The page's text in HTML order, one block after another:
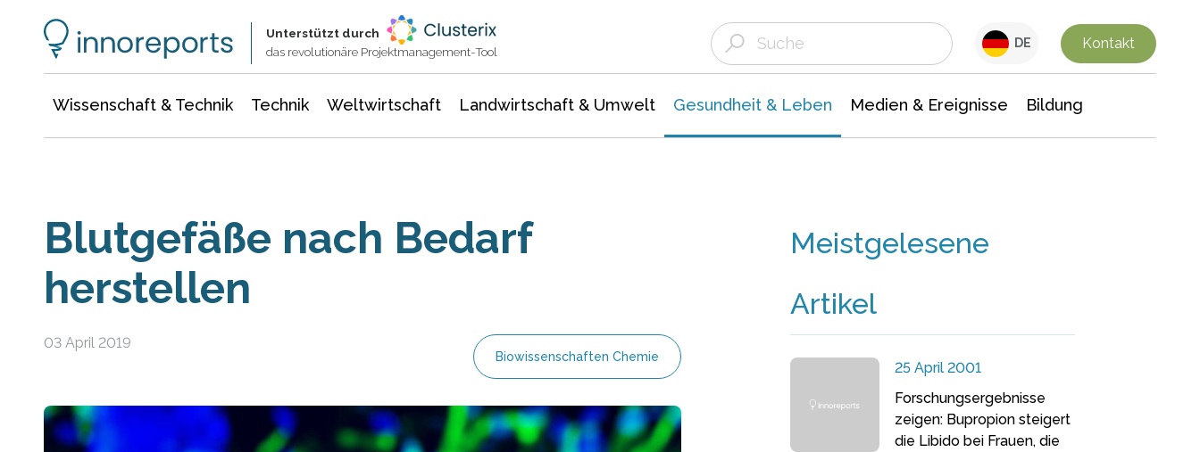
Unterstützt durch
das revolutionäre Projektmanagement-Tool
DE Kontakt
Wissenschaft & Technik Technik Weltwirtschaft Landwirtschaft & Umwelt Gesundheit & Leben Medien & Ereignisse Bildung
Blutgefäße nach Bedarf
herstellen
03 April 2019
Biowissenschaften Chemie
Meistgelesene
Artikel
25 April 2001
Forschungsergebnisse
zeigen: Bupropion steigert
die Libido bei Frauen, die